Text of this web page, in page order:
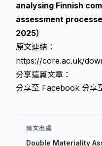
analysing Finnish
assessment
2025）
原文連結：
https://core.ac.uk/
分享這篇文章：
分享至 Facebook 分享
論文出處
Double Materiality